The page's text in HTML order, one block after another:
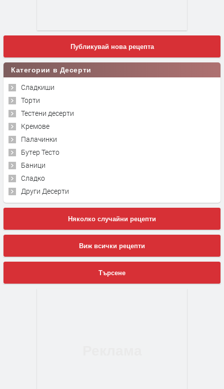
Публикувай нова рецепта
Категории в Десерти
Сладкиши
Торти
Тестени десерти
Кремове
Палачинки
Бутер Тесто
Баници
Сладко
Други Десерти
Няколко случайни рецепти
Виж всички рецепти
Търсене